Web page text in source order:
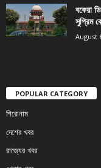
বকেয়া
সুপ্রিম
August
POPULAR CATEGORY
শিরোনাম
দেশের খবর
রাজ্যের খবর